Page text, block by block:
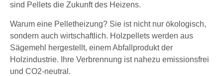
sind Pellets die Zukunft des Heizens.
Warum eine Pelletheizung? Sie ist nicht nur ökologisch,
sondern auch wirtschaftlich. Holzpellets werden aus
Sägemehl hergestellt, einem Abfallprodukt der
Holzindustrie. Ihre Verbrennung ist nahezu emissionsfrei
und CO2-neutral.